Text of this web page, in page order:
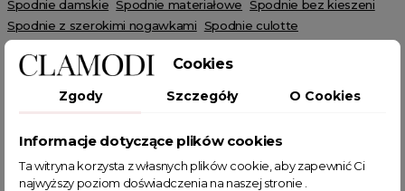
Spodnie damskie Spodnie materiałowe Spodnie bez kieszeni
Spodnie z szerokimi nogawkami Spodnie culotte
Spodnie dzwony
POWIĄZANE TAGI
Cookies
Zgody Szczegóły O Cookies
Informacje dotyczące plików cookies
Ta witryna korzysta z własnych plików cookie, aby zapewnić Ci
najwyższy poziom doświadczenia na naszej stronie .